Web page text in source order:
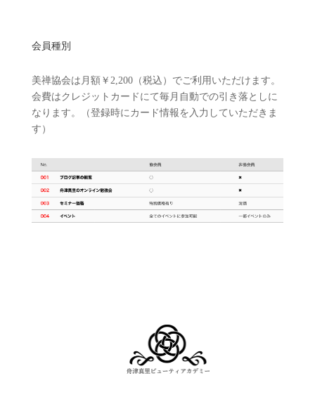
会員種別
美禅協会は月額￥2,200（税込）でご利用いただけます。
会費はクレジットカードにて毎月自動での引き落としに
なります。（登録時にカード情報を入力していただきま
す）